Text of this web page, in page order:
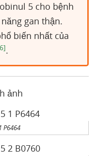
5 cho bệnh
gan thận.
biến nhất của
.
ảnh
P6464